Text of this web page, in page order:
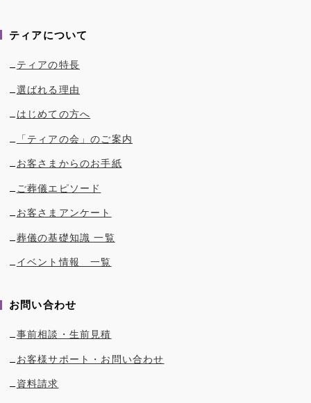
ティアについて
ティアの特長
選ばれる理由
はじめての方へ
「ティアの会」のご案内
お客さまからのお手紙
ご葬儀エピソード
お客さまアンケート
葬儀の基礎知識 一覧
イベント情報 一覧
お問い合わせ
事前相談・生前見積
お客様サポート・お問い合わせ
資料請求